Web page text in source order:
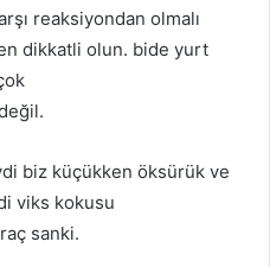
reaksiyondan olmalı
dikkatli olun. bide yurt
biz küçükken öksürük ve
viks kokusu
sanki.